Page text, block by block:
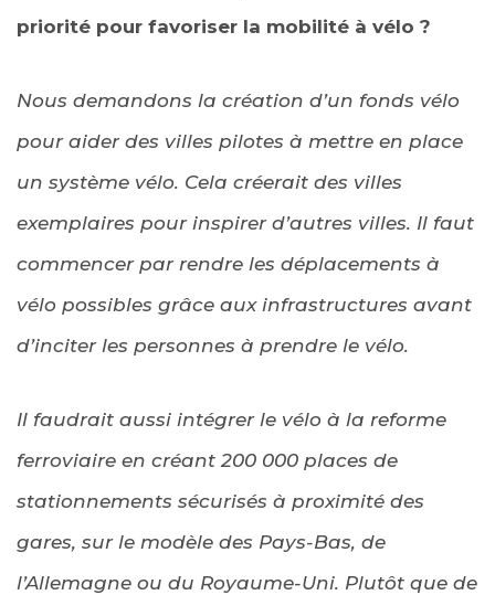
priorité pour favoriser la mobilité à vélo ?
Nous demandons la création d’un fonds vélo
pour aider des villes pilotes à mettre en place
un système vélo. Cela créerait des villes
exemplaires pour inspirer d’autres villes. Il faut
commencer par rendre les déplacements à
vélo possibles grâce aux infrastructures avant
d’inciter les personnes à prendre le vélo.
Il faudrait aussi intégrer le vélo à la reforme
ferroviaire en créant 200 000 places de
stationnements sécurisés à proximité des
gares, sur le modèle des Pays-Bas, de
l’Allemagne ou du Royaume-Uni. Plutôt que de